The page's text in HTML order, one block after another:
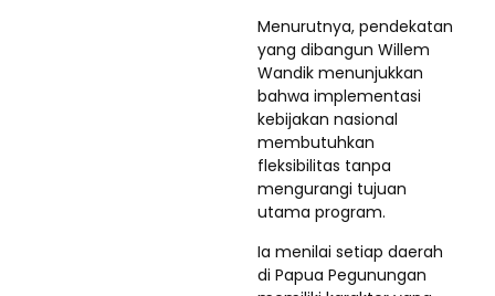
Menurutnya, pendekatan
yang dibangun Willem
Wandik menunjukkan
bahwa implementasi
kebijakan nasional
membutuhkan
fleksibilitas tanpa
mengurangi tujuan
utama program.
Ia menilai setiap daerah
di Papua Pegunungan